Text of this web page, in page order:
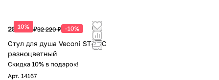
10%
28 998 ₽32 220 ₽ -10%
Стул для душа Veconi ST-1TC
разноцветный
Скидка 10% в подарок!
Арт. 14167